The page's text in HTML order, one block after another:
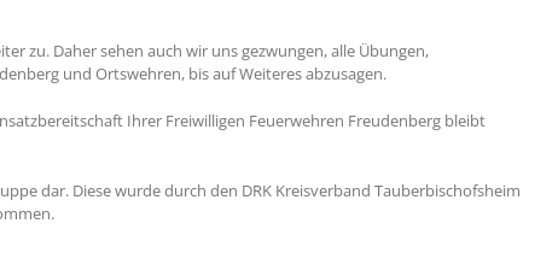
zu. Daher sehen auch wir uns gezwungen, alle Übungen,
und Ortswehren, bis auf Weiteres abzusagen.
Ihrer Freiwilligen Feuerwehren Freudenberg bleibt
dar. Diese wurde durch den DRK Kreisverband Tauberbischofsheim